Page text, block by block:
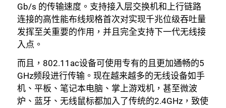
Gb/s 的传输速度。支持接入层交换机和上行链路
连接的高性能布线规格首次对实现千兆位级吞吐量
发挥至关重要的作用，并且完全支持下一代无线接
入点。
而且，802.11ac设备可使用专有的且更加通畅的5
GHz频段进行传输。现在越来越多的无线设备如手
机、平板、笔记本电脑、掌上游戏机，甚至微波
炉、蓝牙、无线鼠标都加入了传统的2.4GHz，致使